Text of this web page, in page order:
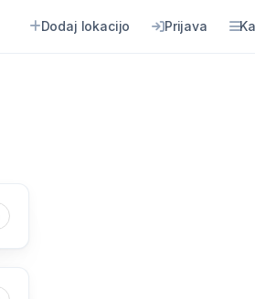
Dodaj lokacijo Prijava